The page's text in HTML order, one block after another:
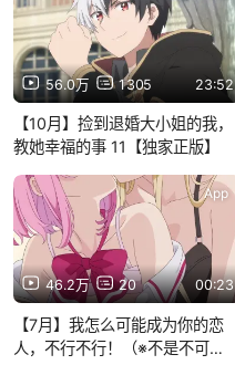
56.0万 1305 23:52
【10月】捡到退婚大小姐的我，
教她幸福的事 11【独家正版】
46.2万 20 00:23
App
【7月】我怎么可能成为你的恋
人，不行不行！（※不是不可